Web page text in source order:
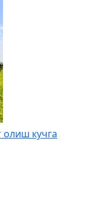
олиш кучга